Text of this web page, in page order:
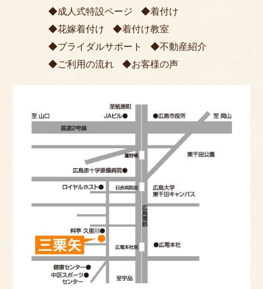
成人式特設ページ
着付け
花嫁着付け
着付け教室
ブライダルサポート
不動産紹介
ご利用の流れ
お客様の声